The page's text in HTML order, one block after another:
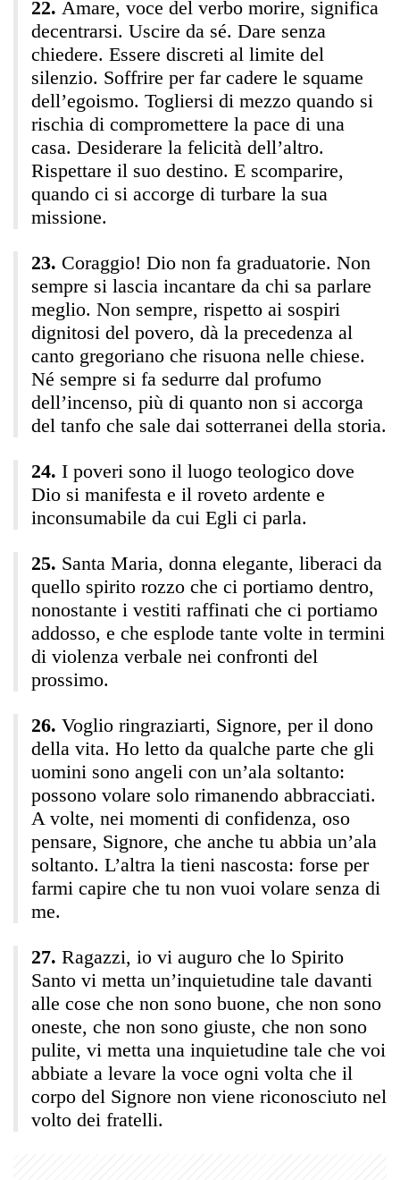
Amare, voce del verbo morire, significa
decentrarsi. Uscire da sé. Dare senza
chiedere. Essere discreti al limite del
silenzio. Soffrire per far cadere le squame
dell’egoismo. Togliersi di mezzo quando si
rischia di compromettere la pace di una
casa. Desiderare la felicità dell’altro.
Rispettare il suo destino. E scomparire,
quando ci si accorge di turbare la sua
missione.
Coraggio! Dio non fa graduatorie. Non
sempre si lascia incantare da chi sa parlare
meglio. Non sempre, rispetto ai sospiri
dignitosi del povero, dà la precedenza al
canto gregoriano che risuona nelle chiese.
Né sempre si fa sedurre dal profumo
dell’incenso, più di quanto non si accorga
del tanfo che sale dai sotterranei della storia.
I poveri sono il luogo teologico dove
Dio si manifesta e il roveto ardente e
inconsumabile da cui Egli ci parla.
Santa Maria, donna elegante, liberaci da
quello spirito rozzo che ci portiamo dentro,
nonostante i vestiti raffinati che ci portiamo
addosso, e che esplode tante volte in termini
di violenza verbale nei confronti del
prossimo.
Voglio ringraziarti, Signore, per il dono
della vita. Ho letto da qualche parte che gli
uomini sono angeli con un’ala soltanto:
possono volare solo rimanendo abbracciati.
A volte, nei momenti di confidenza, oso
pensare, Signore, che anche tu abbia un’ala
soltanto. L’altra la tieni nascosta: forse per
farmi capire che tu non vuoi volare senza di
me.
Ragazzi, io vi auguro che lo Spirito
Santo vi metta un’inquietudine tale davanti
alle cose che non sono buone, che non sono
oneste, che non sono giuste, che non sono
pulite, vi metta una inquietudine tale che voi
abbiate a levare la voce ogni volta che il
corpo del Signore non viene riconosciuto nel
volto dei fratelli.